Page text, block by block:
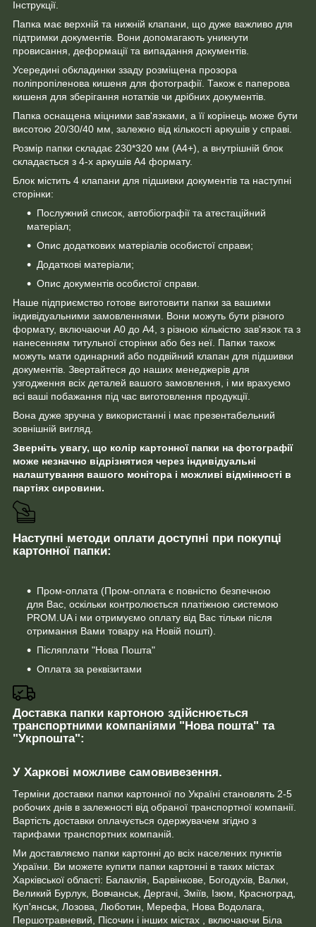
Інструкції.
Папка має верхній та нижній клапани, що дуже важливо для
підтримки документів. Вони допомагають уникнути
провисання, деформації та випадання документів.
Усередині обкладинки ззаду розміщена прозора
поліпропіленова кишеня для фотографії. Також є паперова
кишеня для зберігання нотатків чи дрібних документів.
Папка оснащена міцними зав'язками, а її корінець може бути
висотою 20/30/40 мм, залежно від кількості аркушів у справі.
Розмір папки складає 230*320 мм (А4+), а внутрішній блок
складається з 4-х аркушів А4 формату.
Блок містить 4 клапани для підшивки документів та наступні
сторінки:
Послужний список, автобіографії та атестаційний
матеріал;
Опис додаткових матеріалів особистої справи;
Додаткові матеріали;
Опис документів особистої справи.
Наше підприємство готове виготовити папки за вашими
індивідуальними замовленнями. Вони можуть бути різного
формату, включаючи А0 до А4, з різною кількістю зав'язок та з
нанесенням титульної сторінки або без неї. Папки також
можуть мати одинарний або подвійний клапан для підшивки
документів. Звертайтеся до наших менеджерів для
узгодження всіх деталей вашого замовлення, і ми врахуємо
всі ваші побажання під час виготовлення продукції.
Вона дуже зручна у використанні і має презентабельний
зовнішній вигляд.
Зверніть увагу, що колір картонної папки на фотографії
може незначно відрізнятися через індивідуальні
налаштування вашого монітора і можливі відмінності в
партіях сировини.
Наступні методи оплати доступні при покупці
картонної папки:
Пром-оплата (Пром-оплата є повністю безпечною
для Вас, оскільки контролюється платіжною системою
PROM.UA і ми отримуємо оплату від Вас тільки після
отримання Вами товару на Новій пошті).
Післяплати "Нова Пошта"
Оплата за реквізитами
Доставка папки картоною здійснюється
транспортними компаніями "Нова пошта" та
"Укрпошта":
У Харкові можливе самовивезення.
Терміни доставки папки картонної по Україні становлять 2-5
робочих днів в залежності від обраної транспортної компанії.
Вартість доставки оплачується одержувачем згідно з
тарифами транспортних компаній.
Ми доставляємо папки картонні до всіх населених пунктів
України. Ви можете купити папки картонні в таких містах
Харківської області: Балаклія, Барвінкове, Богодухів, Валки,
Великий Бурлук, Вовчанськ, Дергачі, Зміїв, Ізюм, Красноград,
Куп'янськ, Лозова, Люботин, Мерефа, Нова Водолага,
Першотравневий, Пісочин і інших містах , включаючи Біла